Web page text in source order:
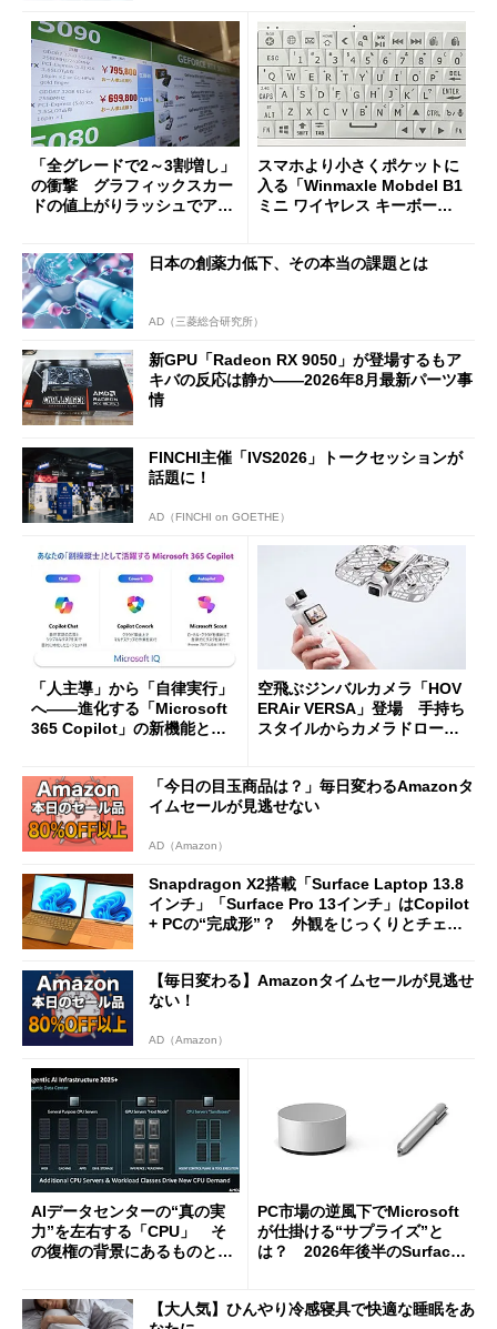
「全グレードで2～3割増し」
の衝撃 グラフィックスカー
ドの値上がりラッシュでアキ
スマホより小さくポケットに
入る「Winmaxle Mobdel B1
ミニ ワイヤレス キーボー
日本の創薬力低下、その本当の課題とは
AD（三菱総合研究所）
新GPU「Radeon RX 9050」が登場するもア
キバの反応は静か――2026年8月最新パーツ事
情
FINCHI主催「IVS2026」トークセッションが
話題に！
AD（FINCHI on GOETHE）
「人主導」から「自律実行」
へ――進化する「Microsoft
365 Copilot」の新機能とエ
空飛ぶジンバルカメラ「HOV
ERAir VERSA」登場 手持ち
スタイルからカメラドローン
「今日の目玉商品は？」毎日変わるAmazonタ
イムセールが見逃せない
AD（Amazon）
Snapdragon X2搭載「Surface Laptop 13.8
インチ」「Surface Pro 13インチ」はCopilot
+ PCの“完成形”？ 外観をじっくりとチェッ
【毎日変わる】Amazonタイムセールが見逃せ
ない！
AD（Amazon）
AIデータセンターの“真の実
力”を左右する「CPU」 そ
の復権の背景にあるものと
PC市場の逆風下でMicrosoft
が仕掛ける“サプライズ”と
は？ 2026年後半のSurface
【大人気】ひんやり冷感寝具で快適な睡眠をあ